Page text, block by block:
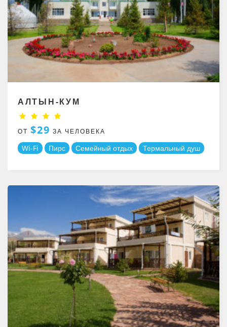
АЛТЫН-КУМ
ОТ $29 ЗА ЧЕЛОВЕКА
Wi-Fi Пирс Семейный отдых Термальный душ